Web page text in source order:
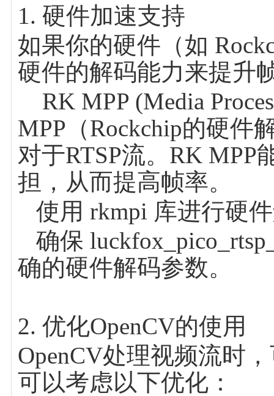
1. 硬件加速支持
如果你的硬件（如
硬件的解码能力来提升
RK MPP (Media
MPP（Rockchip的硬件
对于RTSP流。RK MPP
担，从而提高帧率。
使用 rkmpi 库进行硬
确保
确的硬件解码参数。
2. 优化OpenCV的使用
OpenCV处理视频流时
可以考虑以下优化：